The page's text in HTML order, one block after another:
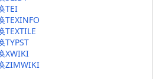
TEI
TEXINFO
TEXTILE
TYPST
XWIKI
ZIMWIKI